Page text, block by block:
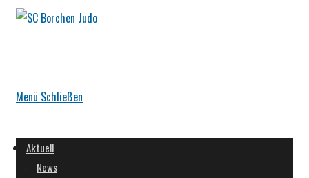
Zum
Menü Schließen
Aktuell
News